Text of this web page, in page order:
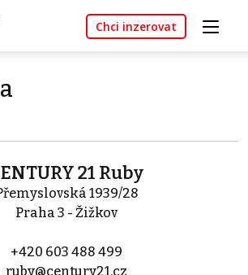
Chci inzerovat
21 Ruby
1939/28
Praha 3 - Žižkov
+420 603 488 499
ruby@century21.cz